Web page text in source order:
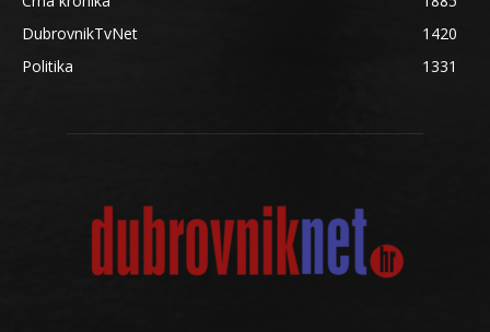
DubrovnikTvNet
1420
Politika
1331